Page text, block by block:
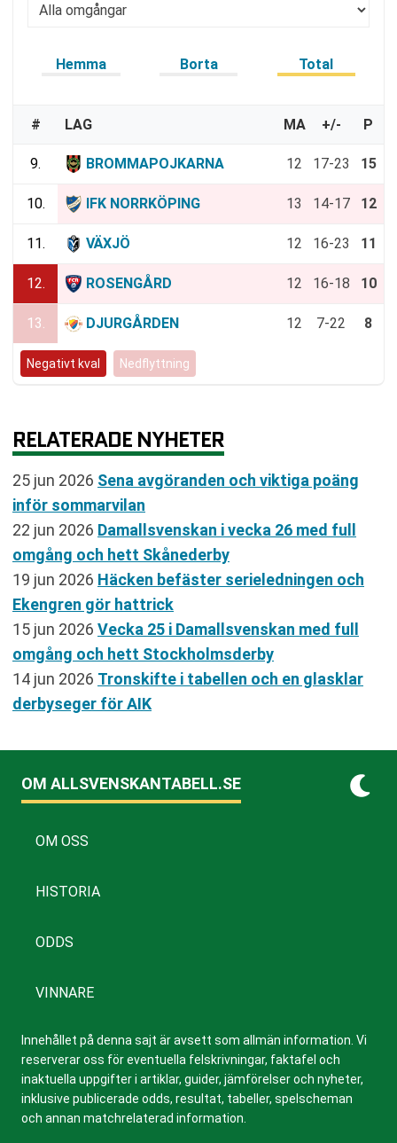
Hemma Borta Total
# LAG MA +/- P
9. BROMMAPOJKARNA 12 17-23 15
10. IFK NORRKÖPING 13 14-17 12
11. VÄXJÖ 12 16-23 11
12. ROSENGÅRD 12 16-18 10
13. DJURGÅRDEN 12 7-22 8
Negativt kval Nedflyttning
RELATERADE NYHETER
25 jun 2026 Sena avgöranden och viktiga poäng
inför sommarvilan
22 jun 2026 Damallsvenskan i vecka 26 med full
omgång och hett Skånederby
19 jun 2026 Häcken befäster serieledningen och
Ekengren gör hattrick
15 jun 2026 Vecka 25 i Damallsvenskan med full
omgång och hett Stockholmsderby
14 jun 2026 Tronskifte i tabellen och en glasklar
derbyseger för AIK
OM ALLSVENSKANTABELL.SE
OM OSS
HISTORIA
ODDS
VINNARE
Innehållet på denna sajt är avsett som allmän information. Vi
reserverar oss för eventuella felskrivningar, faktafel och
inaktuella uppgifter i artiklar, guider, jämförelser och nyheter,
inklusive publicerade odds, resultat, tabeller, spelscheman
och annan matchrelaterad information.